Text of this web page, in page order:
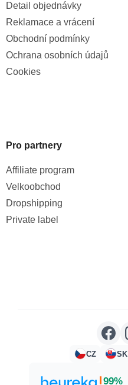
Detail objednávky
Reklamace a vrácení
Obchodní podmínky
Ochrana osobních údajů
Cookies
Pro partnery
Affiliate program
Velkoobchod
Dropshipping
Private label
CZ SK
99%